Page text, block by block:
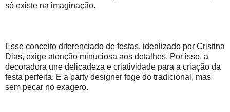
só existe na imaginação.
Esse conceito diferenciado de festas, idealizado por Cristina
Dias, exige atenção minuciosa aos detalhes. Por isso, a
decoradora une delicadeza e criatividade para a criação da
festa perfeita. E a party designer foge do tradicional, mas
sem pecar no exagero.